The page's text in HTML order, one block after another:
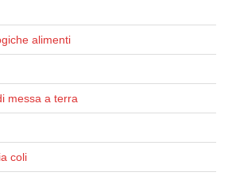
alimenti
messa a terra
coli